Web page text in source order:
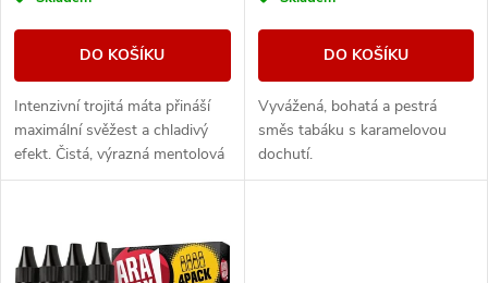
u
k
o
d
u
k
t
DO KOŠÍKU
Intenzivní trojitá máta přináší
maximální svěžest a chladivý
efekt. Čistá, výrazná mentolová
chuť pro milovníky silného
DO KOŠÍKU
Vyvážená, bohatá a pestrá
směs tabáku s karamelovou
dochutí.